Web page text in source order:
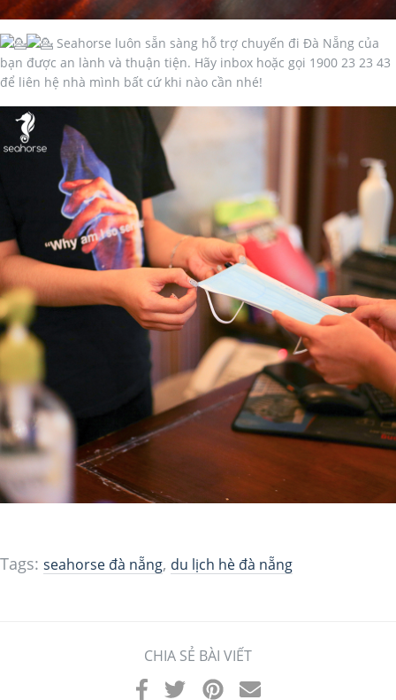
Seahorse luôn sẵn sàng hỗ trợ chuyến đi Đà Nẵng của
bạn được an lành và thuận tiện. Hãy inbox hoặc gọi 1900 23 23 43
để liên hệ nhà mình bất cứ khi nào cần nhé!
Tags: seahorse đà nẵng, du lịch hè đà nẵng
CHIA SẺ BÀI VIẾT